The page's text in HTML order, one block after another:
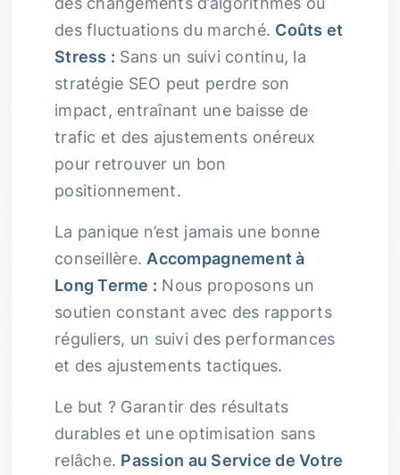
des fluctuations du marché. Coûts et
Stress : Sans un suivi continu, la
stratégie SEO peut perdre son
impact, entraînant une baisse de
trafic et des ajustements onéreux
pour retrouver un bon
positionnement.
La panique n’est jamais une bonne
conseillère. Accompagnement à
Long Terme : Nous proposons un
soutien constant avec des rapports
réguliers, un suivi des performances
et des ajustements tactiques.
Le but ? Garantir des résultats
durables et une optimisation sans
relâche. Passion au Service de Votre